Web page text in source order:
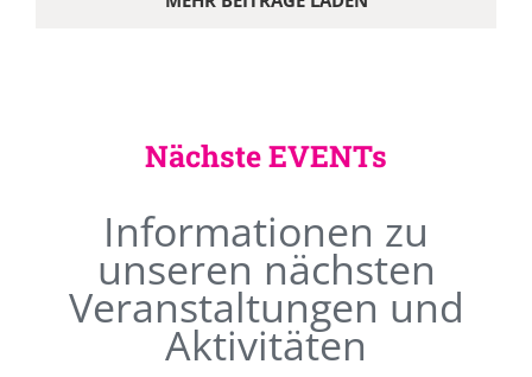
Nächste EVENTs
Informationen zu
unseren nächsten
Veranstaltungen und
Aktivitäten